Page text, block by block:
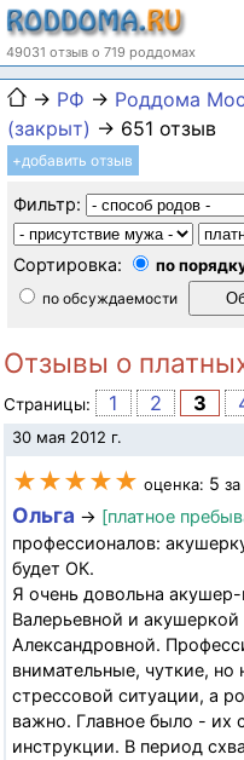
49031 отзыв о 719 роддомах
→ РФ → Роддома
(закрыт) → 651 отзыв
+добавить отзыв
Фильтр:
Сортировка: по
по обсуждаемости
Отзывы о
Страницы: 1 2 3
30 мая 2012 г.
★★★★★ оценка: 5
Ольга → [платное
профессионалов:
будет ОК.
Я очень довольна
Валерьевной и
Александровной.
внимательные, чуткие,
стрессовой ситуации, а
важно. Главное было - их
инструкции. В период